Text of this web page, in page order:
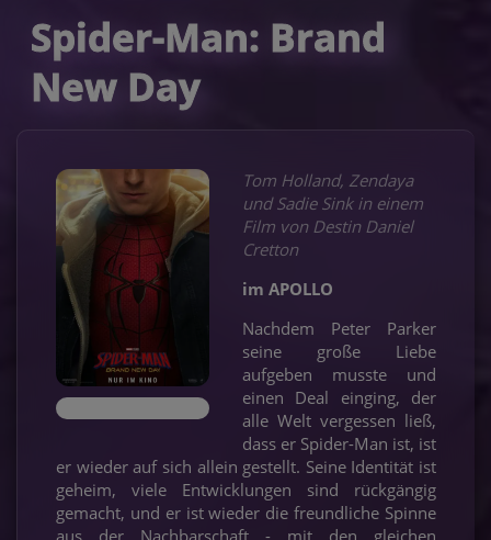
Spider-Man: Brand
New Day
Tom Holland, Zendaya
und Sadie Sink in einem
Film von Destin Daniel
Cretton
im APOLLO
Nachdem Peter Parker
seine große Liebe
aufgeben musste und
einen Deal einging, der
alle Welt vergessen ließ,
dass er Spider-Man ist, ist
er wieder auf sich allein gestellt. Seine Identität ist
geheim, viele Entwicklungen sind rückgängig
gemacht, und er ist wieder die freundliche Spinne